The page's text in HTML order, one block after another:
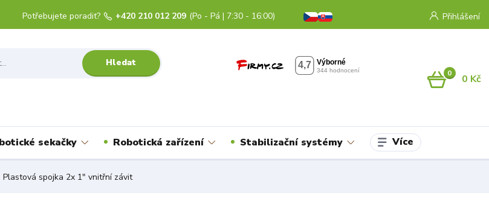
Přihlášení
Hledat
Potřebujete poradit? +420 210 012 209 (Po - Pá | 7:30 - 16:00)
0 0 Kč
sekačky Robotická zařízení Stabilizační systémy Více
Plastová spojka 2x 1" vnitřní závit